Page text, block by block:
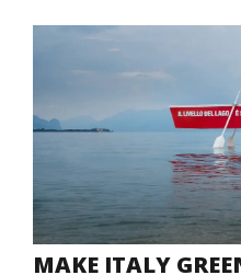
MAKE ITALY